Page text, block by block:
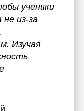
ученики
не из-за
Изучая